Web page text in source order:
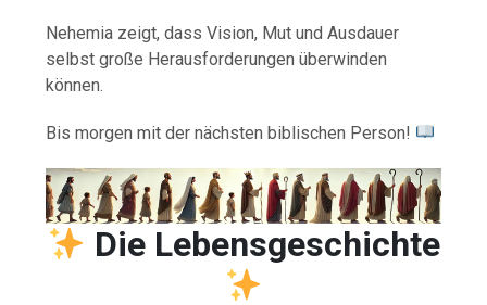
Nehemia zeigt, dass Vision, Mut und Ausdauer
selbst große Herausforderungen überwinden
können.
Bis morgen mit der nächsten biblischen Person!
Die Lebensgeschichte